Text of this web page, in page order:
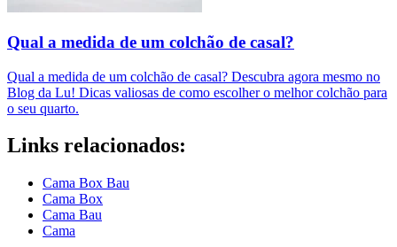
Qual a medida de um colchão de casal?
Qual a medida de um colchão de casal? Descubra agora mesmo no
Blog da Lu! Dicas valiosas de como escolher o melhor colchão para
o seu quarto.
Links relacionados:
Cama Box Bau
Cama Box
Cama Bau
Cama